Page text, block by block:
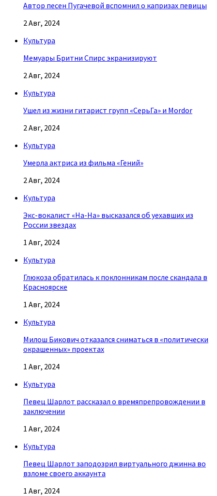
Автор песен Пугачевой вспомнил о капризах певицы
2 Авг, 2024
Культура
Мемуары Бритни Спирс экранизируют
2 Авг, 2024
Культура
Ушел из жизни гитарист групп «СерьГа» и Mordor
2 Авг, 2024
Культура
Умерла актриса из фильма «Гений»
2 Авг, 2024
Культура
Экс-вокалист «На-На» высказался об уехавших из
России звездах
1 Авг, 2024
Культура
Глюкоза обратилась к поклонникам после скандала в
Красноярске
1 Авг, 2024
Культура
Милош Бикович отказался сниматься в «политически
окрашенных» проектах
1 Авг, 2024
Культура
Певец Шарлот рассказал о времяпрепровождении в
заключении
1 Авг, 2024
Культура
Певец Шарлот заподозрил виртуального джинна во
взломе своего аккаунта
1 Авг, 2024